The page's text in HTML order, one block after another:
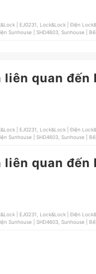
|
quan đến
|
quan đến
|